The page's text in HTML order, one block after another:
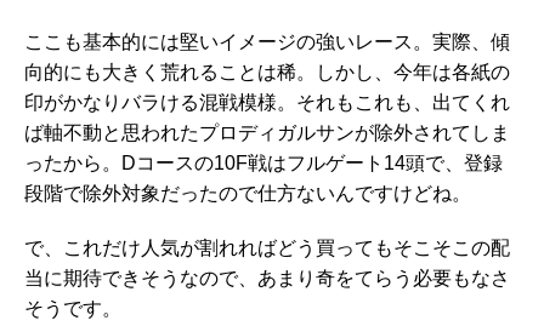
ここも基本的には堅いイメージの強いレース。実際、傾
向的にも大きく荒れることは稀。しかし、今年は各紙の
印がかなりバラける混戦模様。それもこれも、出てくれ
ば軸不動と思われたプロディガルサンが除外されてしま
ったから。Dコースの10F戦はフルゲート14頭で、登録
段階で除外対象だったので仕方ないんですけどね。
で、これだけ人気が割れればどう買ってもそこそこの配
当に期待できそうなので、あまり奇をてらう必要もなさ
そうです。